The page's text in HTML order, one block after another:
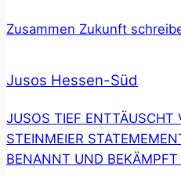
Zusammen Zukunft
Jusos Hessen-Süd
JUSOS TIEF ENTTÄUSCHT
STEINMEIER
BENANNT UND BEKÄMPFT